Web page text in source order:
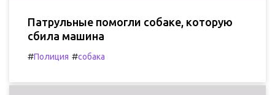
Патрульные помогли собаке, которую
сбила машина
#Полиция #собака